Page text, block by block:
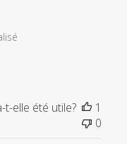
t-elle été utile?
1
0